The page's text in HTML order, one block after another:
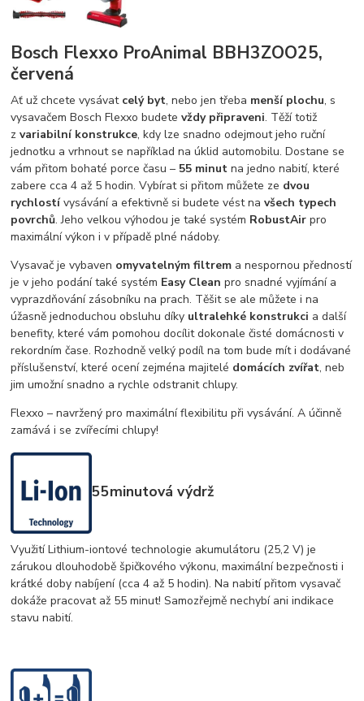
Bosch Flexxo ProAnimal BBH3ZOO25,
červená
Ať už chcete vysávat celý byt, nebo jen třeba menší plochu, s
vysavačem Bosch Flexxo budetevždy připraveni. Těží totiž
zvariabilní konstrukce, kdy lze snadno odejmout jeho ruční
jednotku a vrhnout se například na úklid automobilu. Dostane se
vám přitom bohaté porce času – 55 minut na jedno nabití, které
zabere cca 4 až 5 hodin. Vybírat si přitom můžete ze dvou
rychlostívysávání a efektivně si budete vést navšech typech
povrchů. Jeho velkou výhodou je také systém RobustAir pro
maximální výkon i v případě plné nádoby.
Vysavač je vybaven omyvatelným filtrem a nespornou předností
je v jeho podání také systém Easy Clean pro snadné vyjímání a
vyprazdňování zásobníku na prach. Těšit se ale můžete i na
úžasně jednoduchou obsluhu díky ultralehké konstrukci a další
benefity, které vám pomohou docílit dokonale čisté domácnosti v
rekordním čase. Rozhodně velký podíl na tom bude mít i dodávané
příslušenství, které ocení zejména majitelé domácích zvířat, neb
jim umožní snadno a rychle odstranit chlupy.
Flexxo – navržený pro maximální flexibilitu při vysávání. A účinně
zamává i se zvířecími chlupy!
55minutová výdrž
Využití Lithium-iontové technologie akumulátoru (25,2 V) je
zárukou dlouhodobě špičkového výkonu, maximální bezpečnosti i
krátké doby nabíjení (cca 4 až 5 hodin). Na nabití přitom vysavač
dokáže pracovat až 55 minut! Samozřejmě nechybí ani indikace
stavu nabití.